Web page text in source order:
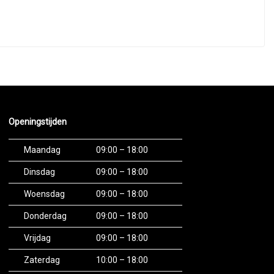
wij zijn intermediair daardoor kunnen wij
kosteloos tenaamstelling en
Nederlands geldig rijbewijs vereist. Betalingen
kan het zijn dat uw bank een tijdlimiet van 4 uur
van tevoren verhoogt om een soepele
Openingstijden
Maandag 09:00 – 18:00
Dinsdag 09:00 – 18:00
Woensdag 09:00 – 18:00
Donderdag 09:00 – 18:00
Vrijdag 09:00 – 18:00
Zaterdag 10:00 – 18:00